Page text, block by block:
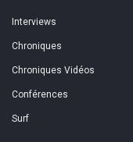
Interviews
Chroniques
Chroniques Vidéos
Conférences
Surf